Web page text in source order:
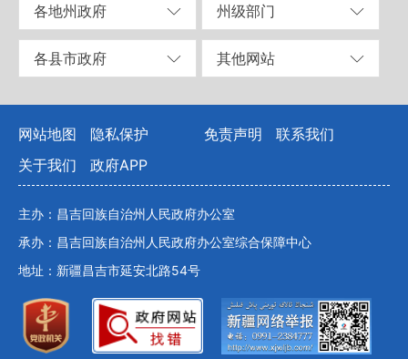
各地州政府 州级部门
各县市政府 其他网站
网站地图 隐私保护 免责声明
联系我们
关于我们
政府APP
主办：昌吉回族自治州人民政府办公室
承办：昌吉回族自治州人民政府办公室综合保障中心
地址：新疆昌吉市延安北路54号